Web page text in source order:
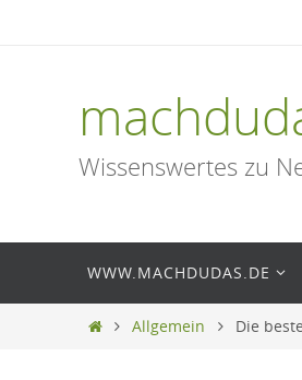
Wissenswertes zu
springen
WWW.MACHDUDAS.DE
StartAllgemein Die